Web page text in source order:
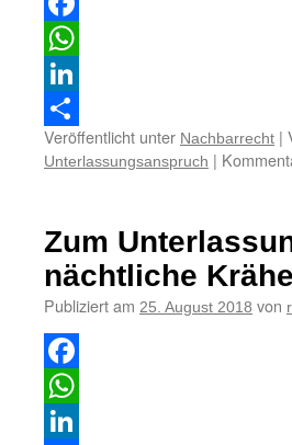
Facebook
WhatsApp
LinkedIn
Teilen
Veröffentlicht unter Nachbarrecht |
Unterlassungsanspruch |
Zum
nächtliche
Publiziert am 25. August 2018 von
Facebook
WhatsApp